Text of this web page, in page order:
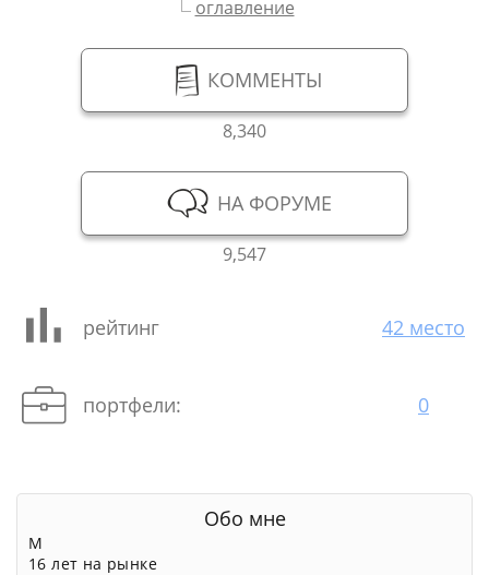
оглавление
КОММЕНТЫ
8,340
НА ФОРУМЕ
9,547
рейтинг 42 место
портфели: 0
Обо мне
М
16 лет на рынке